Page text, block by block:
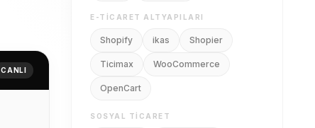
CANLI
E-TICARET ALTYAPILARI
Shopify ikas Shopier
Ticimax WooCommerce
OpenCart
SOSYAL TICARET